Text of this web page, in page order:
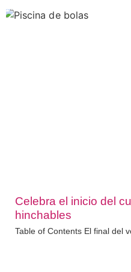
Celebra el inicio del
hinchables
Table of Contents El final del